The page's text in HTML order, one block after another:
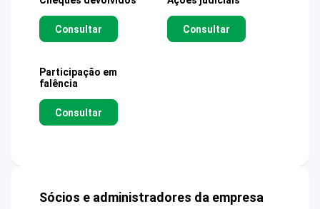
Consultar Consultar
Participação em
falência
Consultar
Sócios e administradores da empresa